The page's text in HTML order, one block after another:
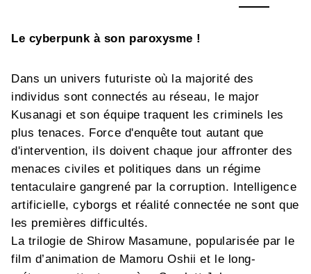
Le cyberpunk à son paroxysme !
Dans un univers futuriste où la majorité des
individus sont connectés au réseau, le major
Kusanagi et son équipe traquent les criminels les
plus tenaces. Force d'enquête tout autant que
d'intervention, ils doivent chaque jour affronter des
menaces civiles et politiques dans un régime
tentaculaire gangrené par la corruption. Intelligence
artificielle, cyborgs et réalité connectée ne sont que
les premières difficultés.
La trilogie de Shirow Masamune, popularisée par le
film d’animation de Mamoru Oshii et le long-